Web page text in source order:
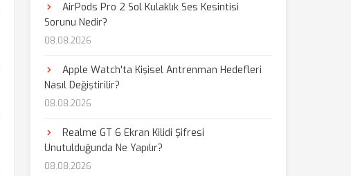
AirPods Pro 2 Sol Kulaklık Ses Kesintisi
Sorunu Nedir?
08.08.2026
Apple Watch'ta Kişisel Antrenman Hedefleri
Nasıl Değiştirilir?
08.08.2026
Realme GT 6 Ekran Kilidi Şifresi
Unutulduğunda Ne Yapılır?
08.08.2026